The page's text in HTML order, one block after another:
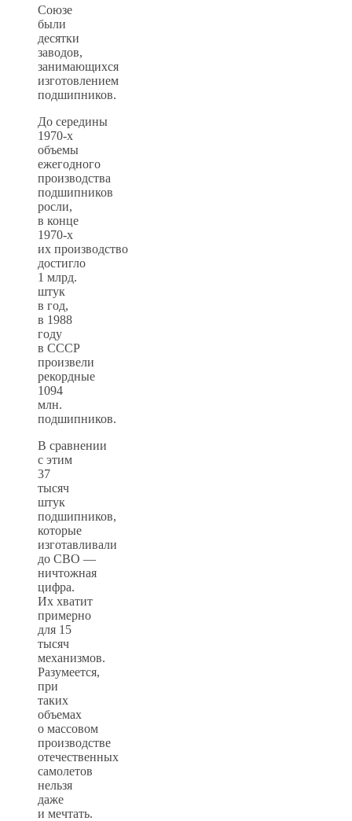
Союзе
были
десятки
заводов,
занимающихся
изготовлением
подшипников.
До середины
1970-х
объемы
ежегодного
производства
подшипников
росли,
в конце
1970-х
их производство
достигло
1 млрд.
штук
в год,
в 1988
году
в СССР
произвели
рекордные
1094
млн.
подшипников.
В сравнении
с этим
37
тысяч
штук
подшипников,
которые
изготавливали
до СВО —
ничтожная
цифра.
Их хватит
примерно
для 15
тысяч
механизмов.
Разумеется,
при
таких
объемах
о массовом
производстве
отечественных
самолетов
нельзя
даже
и мечтать.